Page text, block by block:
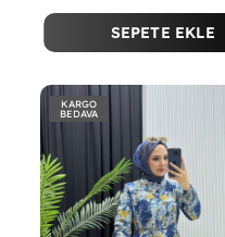
SEPETE EKLE
KARGO
BEDAVA